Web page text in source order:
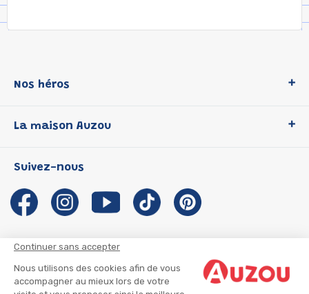
Continuer sans accepter
Nous utilisons des cookies afin de vous
accompagner au mieux lors de votre
Nos héros
P'tit Loup
Les Influenceuses
Migali
Petite Taupe
La maison Auzou
Notre histoire
Auzou s'engage
Auteurs et illustrateurs Auzou
Suivre mon colis
Suivez-nous
CGU